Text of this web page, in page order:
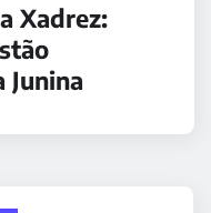
Xadrez:
Junina